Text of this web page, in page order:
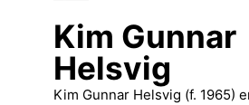
Kim Gunnar
Helsvig
Kim Gunnar Helsvig (f. 1965)